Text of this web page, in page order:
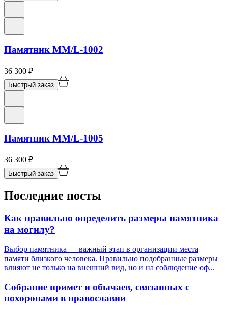
Памятник ММ/L-1002
36 300 ₽
Быстрый заказ
Памятник ММ/L-1005
36 300 ₽
Быстрый заказ
Последние посты
Как правильно определить размеры памятника
на могилу?
Выбор памятника — важный этап в организации места
памяти близкого человека. Правильно подобранные размеры
влияют не только на внешний вид, но и на соблюдение оф...
Собрание примет и обычаев, связанных с
похоронами в православии